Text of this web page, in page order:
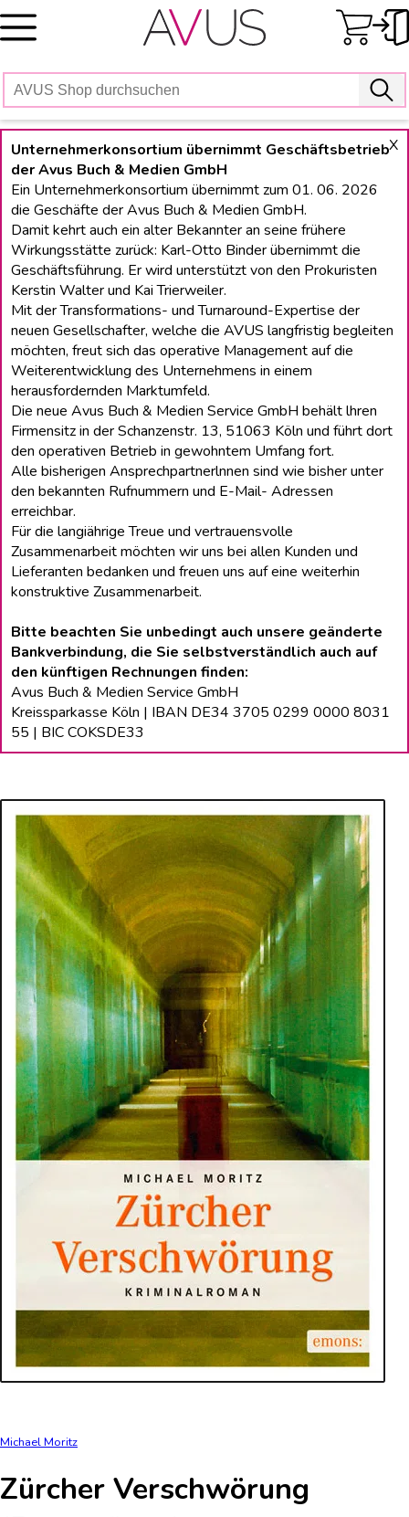
Skip
to
X
Unternehmerkonsortium übernimmt Geschäftsbetrieb
der Avus Buch & Medien GmbH
Ein Unternehmerkonsortium übernimmt zum 01. 06. 2026
die Geschäfte der Avus Buch & Medien GmbH.
Damit kehrt auch ein alter Bekannter an seine frühere
Wirkungsstätte zurück: Karl-Otto Binder übernimmt die
Geschäftsführung. Er wird unterstützt von den Prokuristen
Kerstin Walter und Kai Trierweiler.
Mit der Transformations- und Turnaround-Expertise der
neuen Gesellschafter, welche die AVUS langfristig begleiten
möchten, freut sich das operative Management auf die
Weiterentwicklung des Unternehmens in einem
herausfordernden Marktumfeld.
Die neue Avus Buch & Medien Service GmbH behält lhren
Firmensitz in der Schanzenstr. 13, 51063 Köln und führt dort
den operativen Betrieb in gewohntem Umfang fort.
Alle bisherigen Ansprechpartnerlnnen sind wie bisher unter
den bekannten Rufnummern und E-Mail- Adressen
erreichbar.
Für die langiährige Treue und vertrauensvolle
Zusammenarbeit möchten wir uns bei allen Kunden und
Lieferanten bedanken und freuen uns auf eine weiterhin
konstruktive Zusammenarbeit.
Bitte beachten Sie unbedingt auch unsere geänderte
Bankverbindung, die Sie selbstverständlich auch auf
den künftigen Rechnungen finden:
Avus Buch & Medien Service GmbH
Kreissparkasse Köln | IBAN DE34 3705 0299 0000 8031
55 | BIC COKSDE33
Michael Moritz
Zürcher Verschwörung